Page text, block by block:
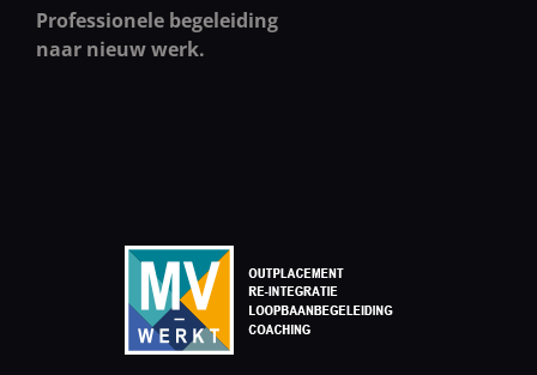
Professionele begeleiding
naar nieuw werk.